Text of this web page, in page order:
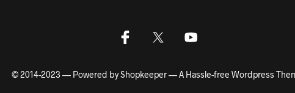
© 2014-2023 — Powered by Shopkeeper — A Hassle-free Wordpress